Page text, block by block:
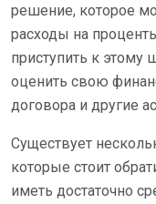
решение, которое
расходы на
приступить к этому
оценить свою
договора и другие
Существует
которые стоит
иметь достаточно